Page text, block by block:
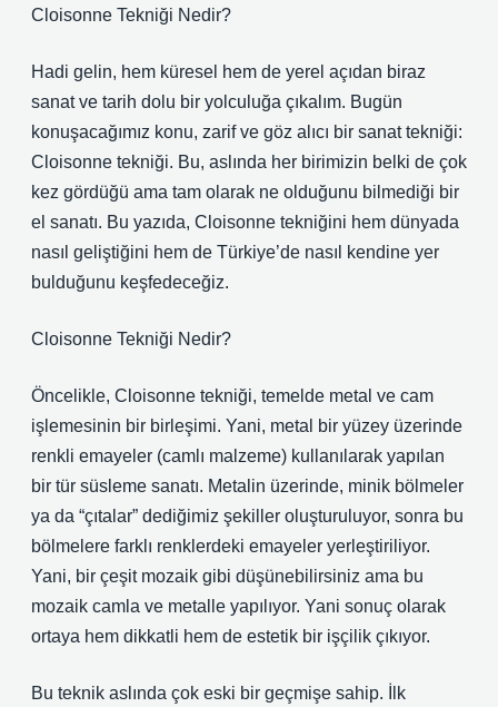
Cloisonne Tekniği Nedir?
Hadi gelin, hem küresel hem de yerel açıdan biraz
sanat ve tarih dolu bir yolculuğa çıkalım. Bugün
konuşacağımız konu, zarif ve göz alıcı bir sanat tekniği:
Cloisonne tekniği. Bu, aslında her birimizin belki de çok
kez gördüğü ama tam olarak ne olduğunu bilmediği bir
el sanatı. Bu yazıda, Cloisonne tekniğini hem dünyada
nasıl geliştiğini hem de Türkiye’de nasıl kendine yer
bulduğunu keşfedeceğiz.
Cloisonne Tekniği Nedir?
Öncelikle, Cloisonne tekniği, temelde metal ve cam
işlemesinin bir birleşimi. Yani, metal bir yüzey üzerinde
renkli emayeler (camlı malzeme) kullanılarak yapılan
bir tür süsleme sanatı. Metalin üzerinde, minik bölmeler
ya da “çıtalar” dediğimiz şekiller oluşturuluyor, sonra bu
bölmelere farklı renklerdeki emayeler yerleştiriliyor.
Yani, bir çeşit mozaik gibi düşünebilirsiniz ama bu
mozaik camla ve metalle yapılıyor. Yani sonuç olarak
ortaya hem dikkatli hem de estetik bir işçilik çıkıyor.
Bu teknik aslında çok eski bir geçmişe sahip. İlk